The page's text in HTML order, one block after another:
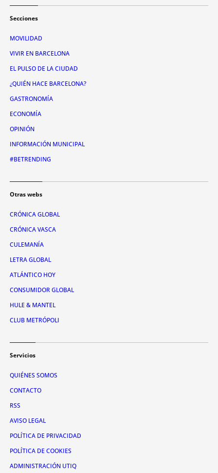
Secciones
MOVILIDAD
VIVIR EN BARCELONA
EL PULSO DE LA CIUDAD
¿QUIÉN HACE BARCELONA?
GASTRONOMÍA
ECONOMÍA
OPINIÓN
INFORMACIÓN MUNICIPAL
#BETRENDING
Otras webs
CRÓNICA GLOBAL
CRÓNICA VASCA
CULEMANÍA
LETRA GLOBAL
ATLÁNTICO HOY
CONSUMIDOR GLOBAL
HULE & MANTEL
CLUB METRÓPOLI
Servicios
QUIÉNES SOMOS
CONTACTO
RSS
AVISO LEGAL
POLÍTICA DE PRIVACIDAD
POLÍTICA DE COOKIES
ADMINISTRACIÓN UTIQ